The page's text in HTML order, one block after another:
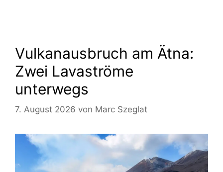
Vulkanausbruch am Ätna:
Zwei Lavaströme
unterwegs
7. August 2026 von Marc Szeglat